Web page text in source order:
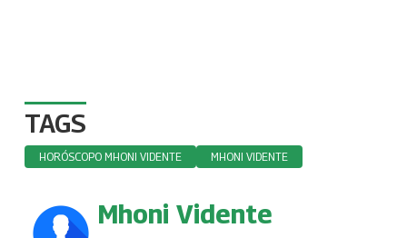
TAGS
HORÓSCOPO MHONI VIDENTE MHONI VIDENTE
Mhoni Vidente